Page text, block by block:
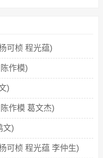
可桢 程光蕴)
作模)
)
作模 葛文杰)
文)
可桢 程光蕴 李仲生)